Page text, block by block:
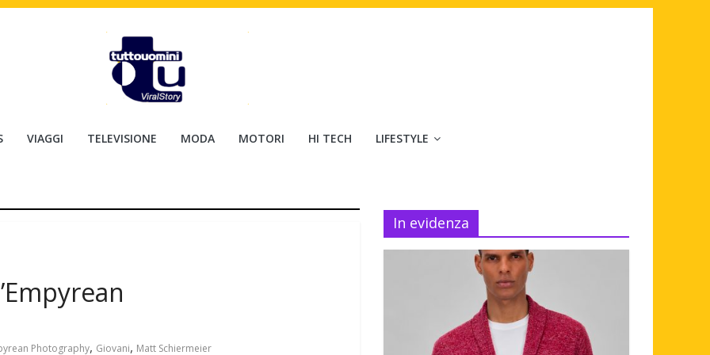
VIAGGI TELEVISIONE MODA MOTORI HI TECH LIFESTYLE
Photography, Giovani, Matt Schiermeier
In evidenza